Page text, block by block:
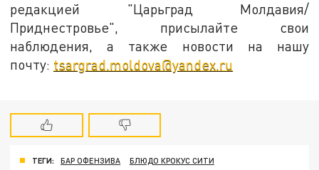
редакцией "Царьград Молдавия/
Приднестровье", присылайте свои
наблюдения, а также новости на нашу
почту: tsargrad.moldova@yandex.ru
ТЕГИ: БАР ОФЕНЗИВА
БЛЮДО КРОКУС СИТИ